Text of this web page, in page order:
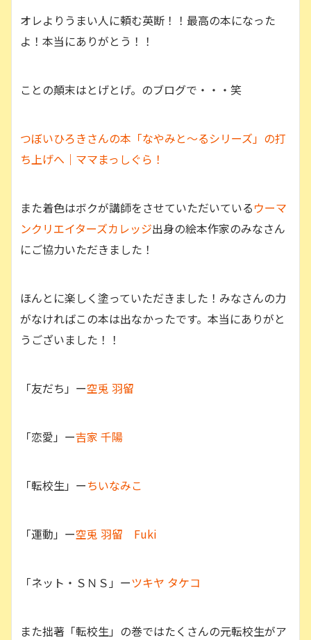
オレよりうまい人に頼む英断！！最高の本になった
よ！本当にありがとう！！
ことの顛末はとげとげ。のブログで・・・笑
つぼいひろきさんの本「なやみと〜るシリーズ」の打
ち上げへ｜ママまっしぐら！
また着色はボクが講師をさせていただいているウーマ
ンクリエイターズカレッジ出身の絵本作家のみなさん
にご協力いただきました！
ほんとに楽しく塗っていただきました！みなさんの力
がなければこの本は出なかったです。本当にありがと
うございました！！
「友だち」ー空兎 羽留
「恋愛」ー吉家 千陽
「転校生」ーちいなみこ
「運動」ー空兎 羽留 Fuki
「ネット・ＳＮＳ」ーツキヤ タケコ
また拙著「転校生」の巻ではたくさんの元転校生がア